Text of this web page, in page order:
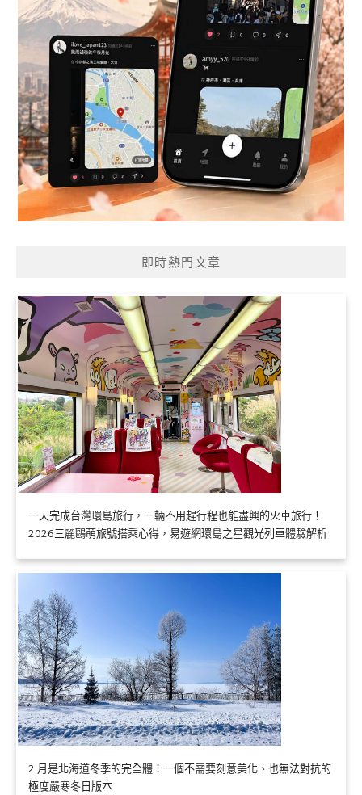
即時熱門文章
一天完成台灣環島旅行，一輛不用趕行程也能盡興的火車旅行！
2026三麗鷗萌旅號搭乘心得，易遊網環島之星觀光列車體驗解析
2 月是北海道冬季的完全體：一個不需要刻意美化、也無法對抗的
極度嚴寒冬日版本